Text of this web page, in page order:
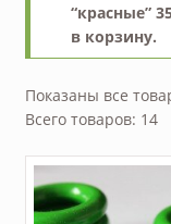
“красные”
в корзину.
Показаны все
Всего товаров: 14